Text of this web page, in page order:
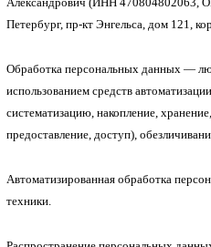
Александрович (ИНН 470804802063,
Петербург, пр-кт Энгельса, дом 121,
Обработка персональных данных —
использованием средств
систематизацию, накопление,
предоставление, доступ),
Автоматизированная обработка
техники.